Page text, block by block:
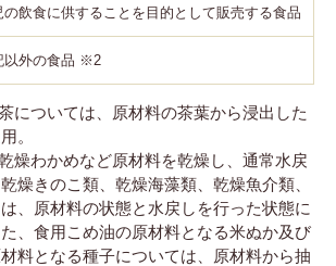
の飲食に供することを目的として販売する食品
以外の食品 ※2
については、原材料の茶葉から浸出した
。
燥わかめなど原材料を乾燥し、通常水戻
燥きのこ類、乾燥海藻類、乾燥魚介類、
、原材料の状態と水戻しを行った状態に
、食用こめ油の原材料となる米ぬか及び
料となる種子については、原材料から抽